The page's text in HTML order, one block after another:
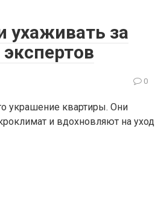
ухаживать за
0
украшение квартиры. Они
и вдохновляют на уход